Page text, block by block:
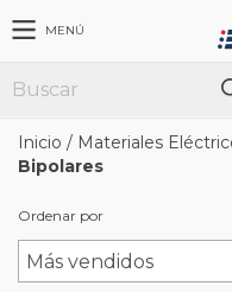
MENÚ
Inicio / Materiales
Bipolares
Ordenar por